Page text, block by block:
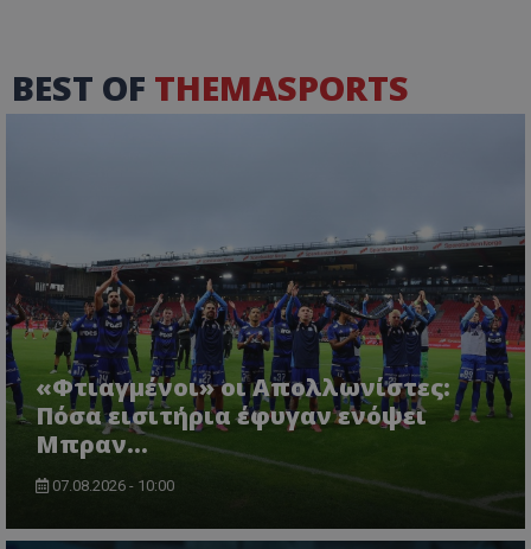
BEST OF THEMASPORTS
«Φτιαγμένοι» οι Απολλωνίστες:
Πόσα εισιτήρια έφυγαν ενόψει
Μπραν...
07.08.2026 - 10:00